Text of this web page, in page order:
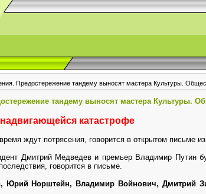
Предостережение тандему выносят мастера Культуры.
тандему выносят мастера Культуры.
катастрофе
ждут потрясения, говорится в открытом письме
Дмитрий Медведев и премьер Владимир Путин
говорится в письме.
Норштейн, Владимир Войнович, Дмитрий